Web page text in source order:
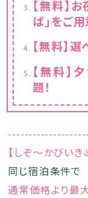
【無料】
ば」をご
【無料】
【無料】
題！
ドリンクバ
【しぞ～かびいき
同じ宿泊条件で
通常価格より最